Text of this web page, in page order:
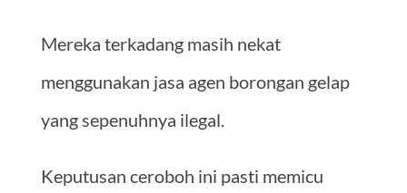
Mereka terkadang masih nekat
menggunakan jasa agen borongan gelap
yang sepenuhnya ilegal.
Keputusan ceroboh ini pasti memicu